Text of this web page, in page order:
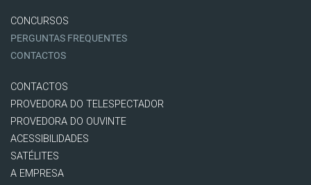
CONCURSOS
PERGUNTAS FREQUENTES
CONTACTOS
CONTACTOS
PROVEDORA DO TELESPECTADOR
PROVEDORA DO OUVINTE
ACESSIBILIDADES
SATÉLITES
A EMPRESA